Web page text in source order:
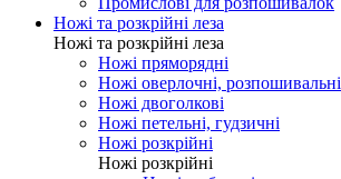
Ножі та розкрійні леза
Ножі та розкрійні леза
Ножі пряморядні
Ножі оверлочні, розпошивальні
Ножі двоголкові
Ножі петельні, гудзичні
Ножі розкрійні
Ножі розкрійні